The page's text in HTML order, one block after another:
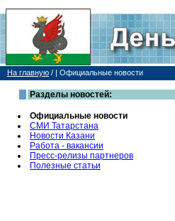
На главную / | Официальные новости
Разделы новостей:
Официальные новости
СМИ Татарстана
Новости Казани
Работа - вакансии
Пресс-релизы партнеров
Полезные статьи